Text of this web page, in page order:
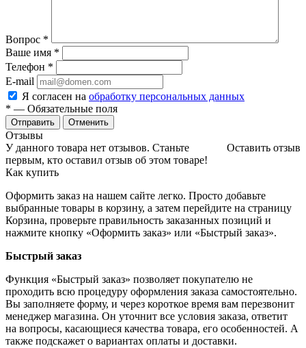
Вопрос *
Ваше имя *
Телефон *
E-mail
Я согласен на обработку персональных данных
* — Обязательные поля
Отменить
Отзывы
Оставить отзыв
У данного товара нет отзывов. Станьте
первым, кто оставил отзыв об этом товаре!
Как купить
Оформить заказ на нашем сайте легко. Просто добавьте
выбранные товары в корзину, а затем перейдите на страницу
Корзина, проверьте правильность заказанных позиций и
нажмите кнопку «Оформить заказ» или «Быстрый заказ».
Быстрый заказ
Функция «Быстрый заказ» позволяет покупателю не
проходить всю процедуру оформления заказа самостоятельно.
Вы заполняете форму, и через короткое время вам перезвонит
менеджер магазина. Он уточнит все условия заказа, ответит
на вопросы, касающиеся качества товара, его особенностей. А
также подскажет о вариантах оплаты и доставки.